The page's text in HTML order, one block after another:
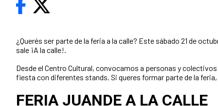
¿Querés ser parte de la feria a la calle? Este sábado 21 de
sale ¡A la calle!.
Desde el Centro Cultural, convocamos a personas y
fiesta con diferentes stands. Si queres formar parte de la